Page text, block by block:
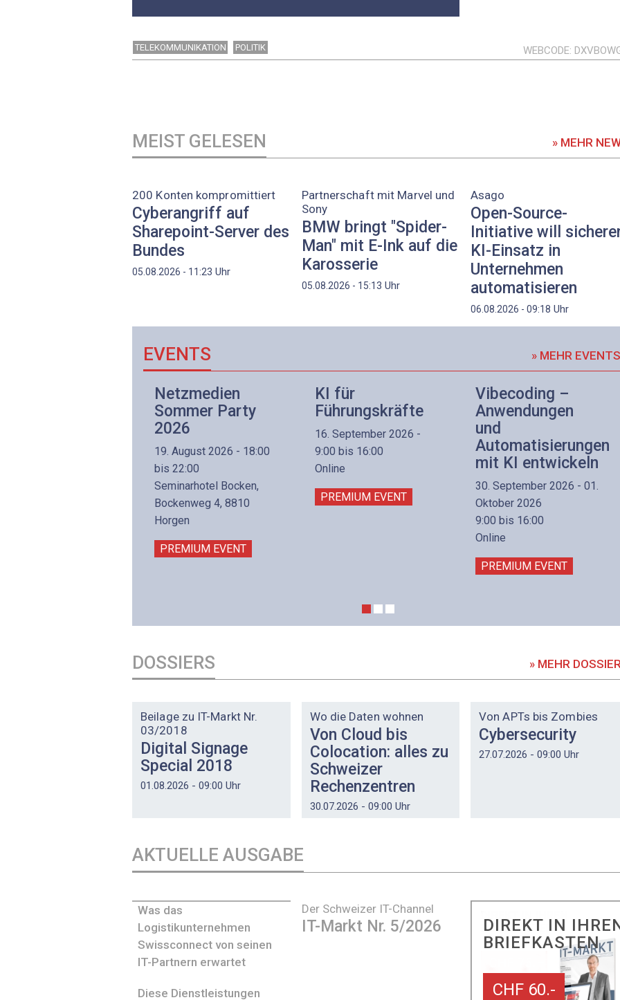
TELEKOMMUNIKATION POLITIK WEBCODE
MEIST GELESEN » MEHR
200 Konten kompromittiert
Cyberangriff auf
Sharepoint-Server des
Bundes
05.08.2026 - 11:23 Uhr
Partnerschaft mit Marvel und
Sony
BMW bringt "Spider-
Man" mit E-Ink auf die
Karosserie
05.08.2026 - 15:13 Uhr
Asago
Open-Source-
Initiative will
KI-Einsatz in
Unternehmen
automatisieren
06.08.2026 - 09:18 Uhr
EVENTS » MEHR
Netzmedien
Sommer Party
2026
19. August 2026 - 18:00
bis 22:00
Seminarhotel Bocken,
Bockenweg 4, 8810
Horgen
PREMIUM EVENT
KI für
Führungskräfte
16. September 2026 -
9:00 bis 16:00
Online
PREMIUM EVENT
Vibecoding –
Anwendungen
und
Automatisierungen
mit KI entwickeln
30. September 2026 - 01.
Oktober 2026
9:00 bis 16:00
Online
PREMIUM EVENT
DOSSIERS » MEHR
Beilage zu IT-Markt Nr.
03/2018
Digital Signage
Special 2018
01.08.2026 - 09:00 Uhr
Wo die Daten wohnen
Von Cloud bis
Colocation: alles zu
Schweizer
Rechenzentren
30.07.2026 - 09:00 Uhr
Von APTs bis Zombies
Cybersecurity
27.07.2026 - 09:00 Uhr
AKTUELLE AUSGABE
Der Schweizer IT-Channel
IT-Markt Nr. 5/2026
Was das
Logistikunternehmen
Swissconnect von seinen
IT-Partnern erwartet
Diese Dienstleistungen
DIREKT IN
BRIEFKASTEN
CHF 60.-